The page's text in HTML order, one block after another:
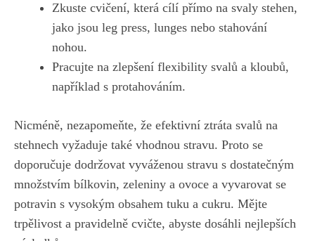
Zkuste ⁣cvičení,⁤ která ⁣cílí přímo na⁤ svaly⁤ stehen,
⁢jako jsou‍ leg press, lunges nebo stahování
nohou.
Pracujte ‌na zlepšení flexibility ‍svalů a kloubů,
‍například s ‌protahováním.
Nicméně, nezapomeňte, ⁤že⁣ efektivní‌ ztráta svalů​ na
stehnech‍ vyžaduje také vhodnou stravu. Proto se
doporučuje dodržovat ​vyváženou stravu s dostatečným
množstvím bílkovin, zeleniny a ​ovoce a vyvarovat se
potravin s ⁢vysokým obsahem ‌tuku a ‍cukru. Mějte
trpělivost a ⁣pravidelně cvičte, ⁣abyste⁤ dosáhli‌ nejlepších